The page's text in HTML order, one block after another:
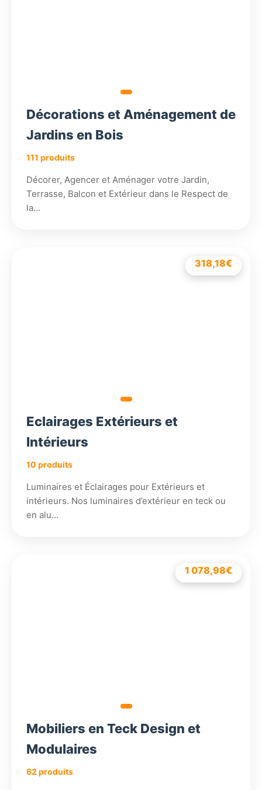
Décorations et Aménagement de
Jardins en Bois
111 produits
Décorer, Agencer et Aménager votre Jardin,
Terrasse, Balcon et Extérieur dans le Respect de
la…
318,18€
318,18€
318,18€
Le
prix
296,57€
prix
Eclairages Extérieurs et
Intérieurs
10 produits
Luminaires et Éclairages pour Extérieurs et
intérieurs. Nos luminaires d’extérieur en teck ou
en alu…
478,98€
1 078,98€
720,18€
Mobiliers en Teck Design et
Modulaires
62 produits